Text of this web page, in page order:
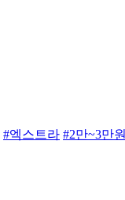
#엑스트라 #2만~3만원